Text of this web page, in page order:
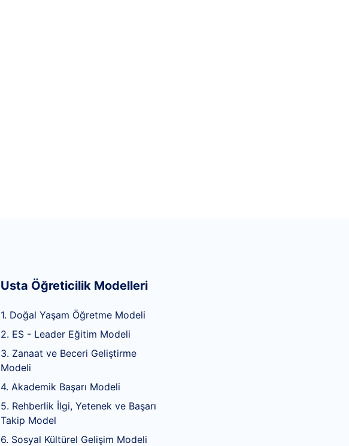
Usta Öğreticilik Modelleri
1. Doğal Yaşam Öğretme Modeli
2. ES - Leader Eğitim Modeli
3. Zanaat ve Beceri Geliştirme
Modeli
4. Akademik Başarı Modeli
5. Rehberlik İlgi, Yetenek ve Başarı
Takip Model
6. Sosyal Kültürel Gelişim Modeli